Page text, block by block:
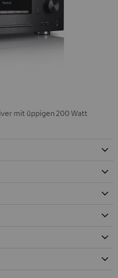
mit üppigen 200 Watt